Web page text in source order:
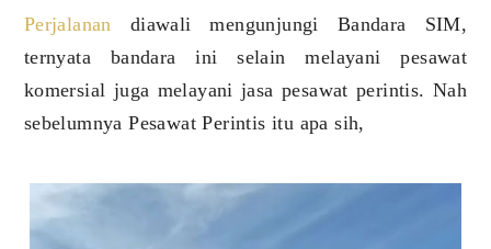
Perjalanan diawali mengunjungi Bandara SIM,
ternyata bandara ini selain melayani pesawat
komersial juga melayani jasa pesawat perintis. Nah
sebelumnya Pesawat Perintis itu apa sih,